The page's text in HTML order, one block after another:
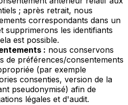
; après retrait, nous
correspondants dans un
supprimerons les identifiants
est possible.
: nous conservons
de préférences/consentements
(par exemple
consenties, version de la
pseudonymisé) afin de
légales et d'audit.